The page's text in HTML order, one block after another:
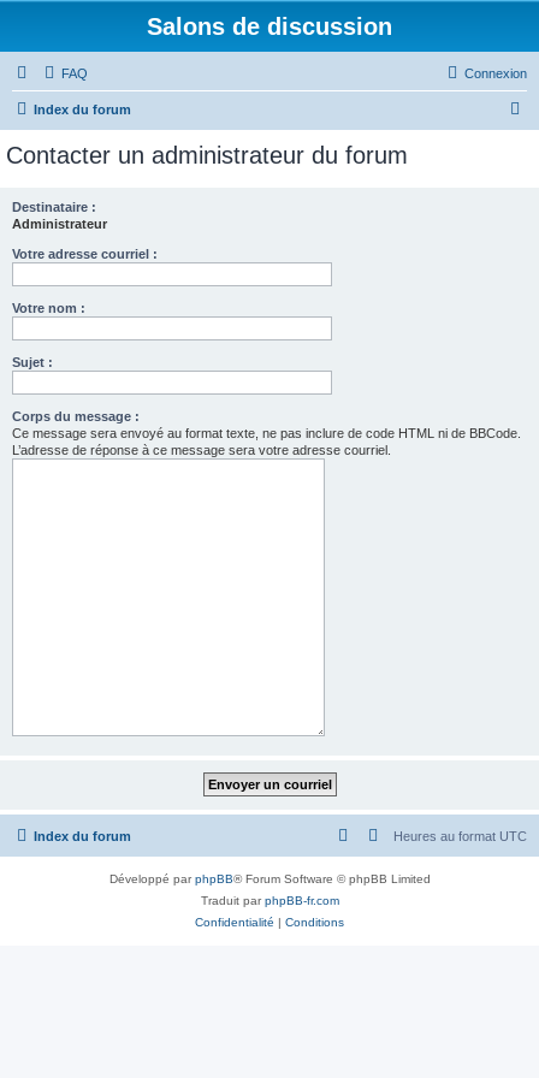
Salons de discussion
FAQ Connexion
Index du forum
Contacter un administrateur du forum
Destinataire :
Administrateur
Votre adresse courriel :
Votre nom :
Sujet :
Corps du message :
Ce message sera envoyé au format texte, ne pas inclure de code HTML ni de BBCode.
L’adresse de réponse à ce message sera votre adresse courriel.
Index du forum Heures au format UTC
Développé parphpBB® Forum Software © phpBB Limited
Traduit parphpBB-fr.com
Confidentialité | Conditions